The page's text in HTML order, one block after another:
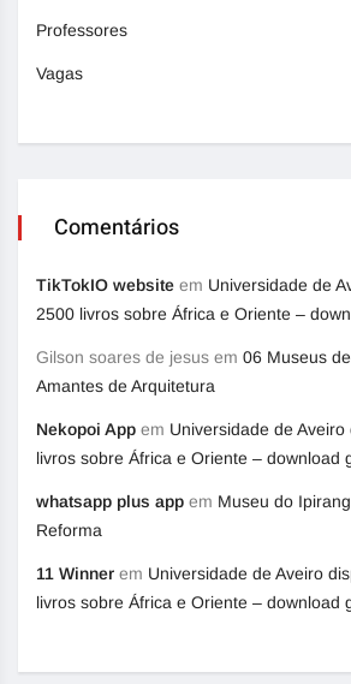
Professores
Vagas
Comentários
TikTokIO website em Universidade de
2500 livros sobre África e Oriente –
Gilson soares de jesus em 06 Museus
Amantes de Arquitetura
Nekopoi App em Universidade de
livros sobre África e Oriente – download
whatsapp plus app em Museu do
Reforma
11 Winner em Universidade de Aveiro
livros sobre África e Oriente – download